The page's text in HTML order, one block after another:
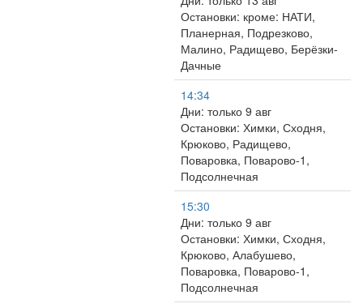
Остановки: кроме: НАТИ,
Планерная, Подрезково,
Малино, Радищево, Берёзки-
Дачные
14:34
Дни: только 9 авг
Остановки: Химки, Сходня,
Крюково, Радищево,
Поваровка, Поварово-1,
Подсолнечная
15:30
Дни: только 9 авг
Остановки: Химки, Сходня,
Крюково, Алабушево,
Поваровка, Поварово-1,
Подсолнечная